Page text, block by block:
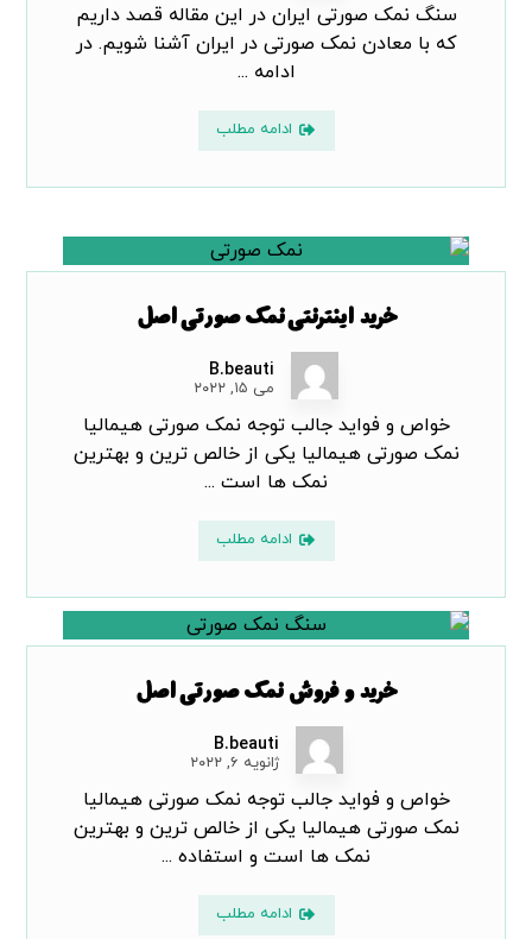
سنگ نمک صورتی ایران در این مقاله قصد داریم
که با معادن نمک صورتی در ایران آشنا شویم. در
ادامه ...
ادامه مطلب
خرید اینترنتی نمک صورتی اصل
B.beauti
می ۱۵, ۲۰۲۲
خواص و فواید جالب توجه نمک صورتی هیمالیا
نمک صورتی هیمالیا یکی از خالص ترین و بهترین
نمک ها است ...
ادامه مطلب
خرید و فروش نمک صورتی اصل
B.beauti
ژانویه ۶, ۲۰۲۲
خواص و فواید جالب توجه نمک صورتی هیمالیا
نمک صورتی هیمالیا یکی از خالص ترین و بهترین
نمک ها است و استفاده ...
ادامه مطلب